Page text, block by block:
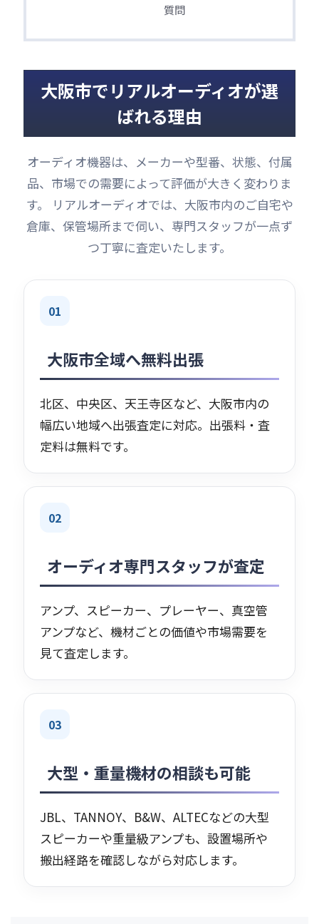
質問
大阪市でリアルオーディオが選
ばれる理由
オーディオ機器は、メーカーや型番、状態、付属
品、市場での需要によって評価が大きく変わりま
す。 リアルオーディオでは、大阪市内のご自宅や
倉庫、保管場所まで伺い、専門スタッフが一点ず
つ丁寧に査定いたします。
01
大阪市全域へ無料出張
北区、中央区、天王寺区など、大阪市内の
幅広い地域へ出張査定に対応。出張料・査
定料は無料です。
02
オーディオ専門スタッフが査定
アンプ、スピーカー、プレーヤー、真空管
アンプなど、機材ごとの価値や市場需要を
見て査定します。
03
大型・重量機材の相談も可能
JBL、TANNOY、B&W、ALTECなどの大型
スピーカーや重量級アンプも、設置場所や
搬出経路を確認しながら対応します。